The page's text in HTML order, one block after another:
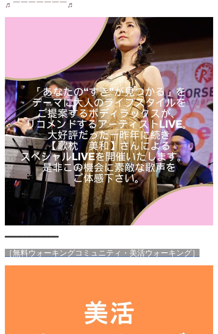
♬￣￣￣￣￣￣￣♬
━━━━━━━━━━━
［無料ウォーキングコミュニティ・美活ウォーキング］